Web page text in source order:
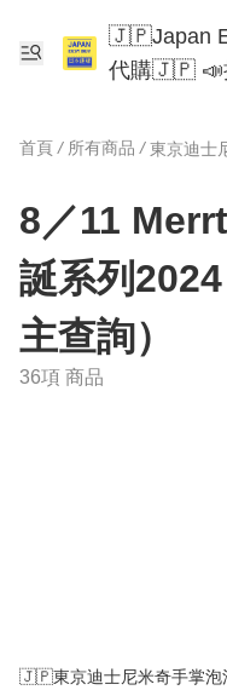
🇯🇵Japan
代購🇯🇵 📣
Mofusand
首頁 / 所有商品 / 東京迪士
8／11
誕系列
主查詢）
36項 商品
🇯🇵東京迪士尼米奇手掌泡